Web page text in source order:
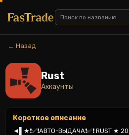
← Назад
Rust
Аккаунты
Короткое описание
◄▌★❗✅❗АВТО-ВЫДАЧА❗✅❗ RUST ★